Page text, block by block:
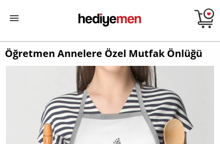
Öğretmen Annelere Özel Mutfak Önlüğü